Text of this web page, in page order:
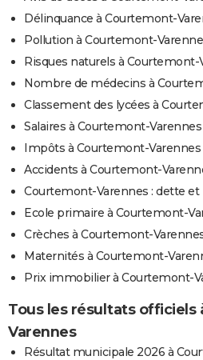
Délinquance à Courtemont-
Pollution à Courtemont-
Risques naturels à Courtemont-
Nombre de médecins à
Classement des lycées à
Salaires à Courtemont-Varennes
Impôts à Courtemont-Varennes
Accidents à Courtemont-
Courtemont-Varennes : dette et
Ecole primaire à Courtemont-
Crèches à Courtemont-
Maternités à Courtemont-
Prix immobilier à Courtemont-
Tous les résultats officiels
Varennes
Résultat municipale 2026 à